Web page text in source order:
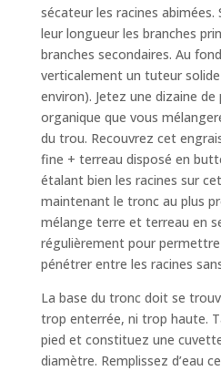
sécateur les racines
leur longueur les branches
branches secondaires. Au
verticalement un tuteur
environ). Jetez une dizaine de
organique que vous
du trou. Recouvrez cet
fine + terreau disposé en
étalant bien les racines sur
maintenant le tronc au plus
mélange terre et terreau en
régulièrement pour
pénétrer entre les racines
La base du tronc doit se
trop enterrée, ni trop haute.
pied et constituez une
diamètre. Remplissez d’eau